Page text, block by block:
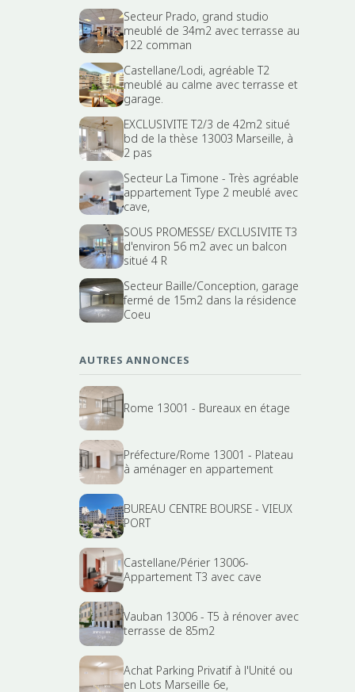
Secteur Prado, grand studio
meublé de 34m2 avec terrasse au
122 comman
Castellane/Lodi, agréable T2
meublé au calme avec terrasse et
garage.
EXCLUSIVITE T2/3 de 42m2 situé
bd de la thèse 13003 Marseille, à
2 pas
Secteur La Timone - Très agréable
appartement Type 2 meublé avec
cave,
SOUS PROMESSE/ EXCLUSIVITE T3
d'environ 56 m2 avec un balcon
situé 4 R
Secteur Baille/Conception, garage
fermé de 15m2 dans la résidence
Coeu
AUTRES ANNONCES
Rome 13001 - Bureaux en étage
Préfecture/Rome 13001 - Plateau
à aménager en appartement
BUREAU CENTRE BOURSE - VIEUX
PORT
Castellane/Périer 13006-
Appartement T3 avec cave
Vauban 13006 - T5 à rénover avec
terrasse de 85m2
Achat Parking Privatif à l'Unité ou
en Lots Marseille 6e,